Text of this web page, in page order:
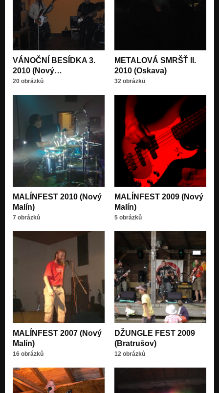
Věrný přítel - (Fejzbůk nejede (2011)
Nezařazeno
Všechno je stejný - (Fejzbůk nejede (2011)
Nezařazeno
Šílenec - (Fejzbůk nejede (2011)
Nezařazeno
Nezařazeno
VÁNOČNÍ BESÍDKA 3.
2010 (Nový…
20 obrázků
METALOVÁ SMRŠŤ II.
2010 (Oskava)
32 obrázků
MALÍNFEST 2010 (Nový
Malín)
7 obrázků
MALÍNFEST 2009 (Nový
Malín)
5 obrázků
MALÍNFEST 2007 (Nový
Malín)
16 obrázků
DŽUNGLE FEST 2009
(Bratrušov)
12 obrázků